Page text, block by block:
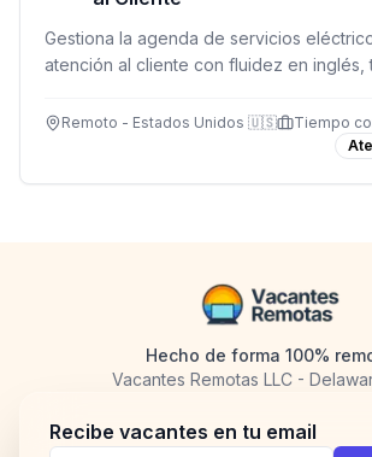
Gestiona la agenda de servicios
atención al cliente con fluidez en inglés,
Remoto - Estados Unidos 🇺🇸
Tiempo
Hecho de forma 100%
Vacantes Remotas LLC -
Recibe vacantes en tu email